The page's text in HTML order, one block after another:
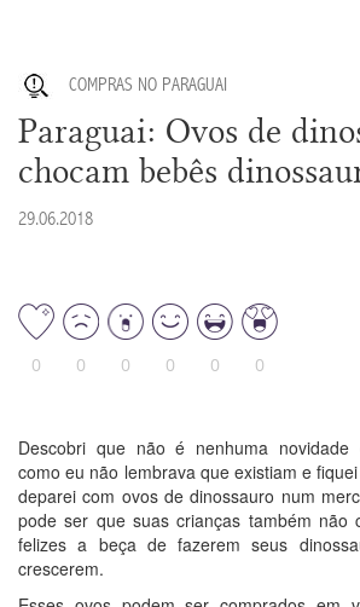
COMPRAS NO PARAGUAI
Paraguai: Ovos de
chocam bebês
29.06.2018
0 0 0 0 0 0
Descobri que não é nenhuma novidade
como eu não lembrava que existiam e
deparei com ovos de dinossauro num
pode ser que suas crianças também não
felizes a beça de fazerem seus
crescerem.